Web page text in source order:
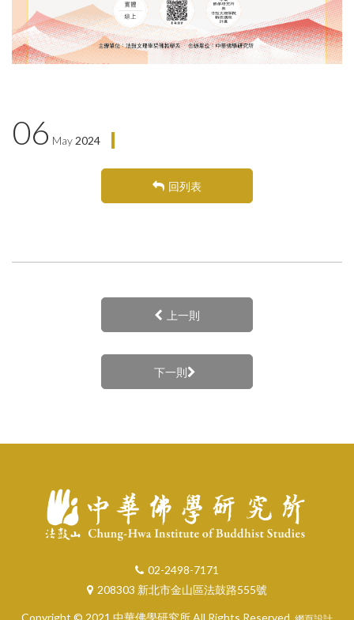
06 May 2024
回列表
上一則
下一則
02-2498-7171
208303 新北市金山區法鼓路555號
Copyright © 2021 中華佛學研究所 All Rights Reserved.